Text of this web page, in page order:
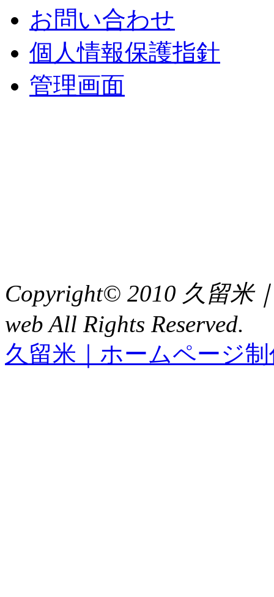
お問い合わせ
個人情報保護指針
管理画面
Copyright© 2010 久留米
web All Rights Reserved.
久留米｜ホームページ